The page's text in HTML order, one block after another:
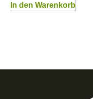
In den Warenkorb